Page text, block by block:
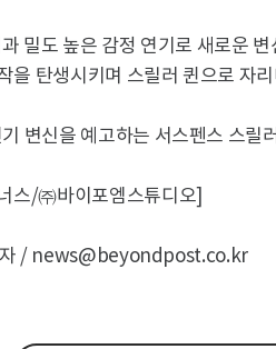
밀도 높은 감정 연기로 새로운
을 탄생시키며 스릴러 퀸으로 자
변신을 예고하는 서스펜스 스릴
스/㈜바이포엠스튜디오]
자 / news@beyondpost.co.kr